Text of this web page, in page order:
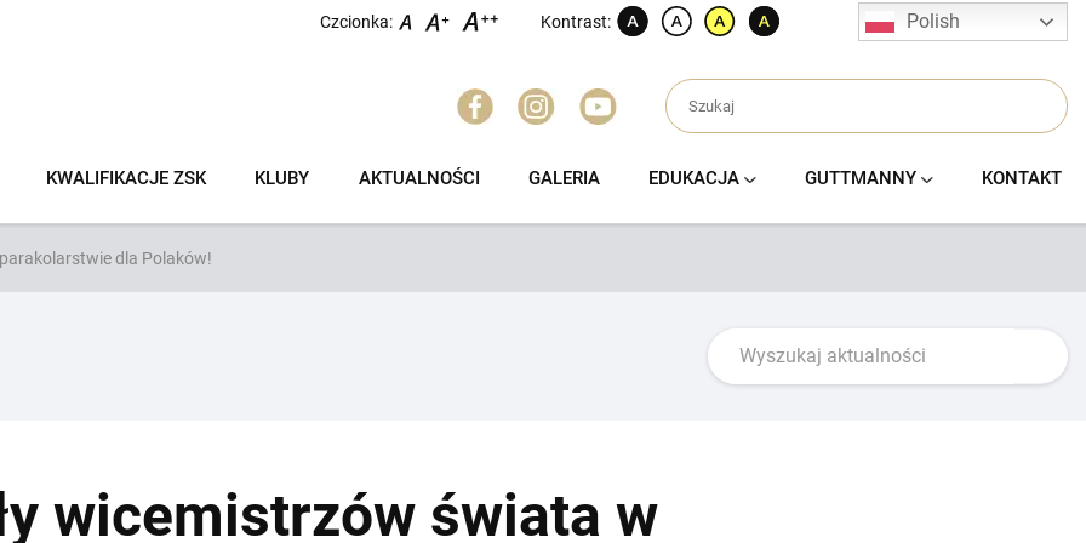
Czcionka: Kontrast: Polish
KWALIFIKACJE ZSK KLUBY AKTUALNOŚCI GALERIA EDUKACJA GUTTMANNY KONTAKT
dla Polaków!
wicemistrzów świata w